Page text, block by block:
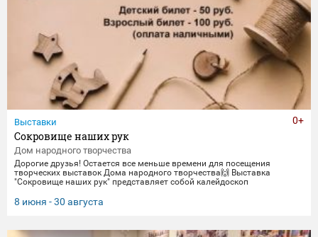
Выставки
Сокровище наших рук
Дом народного творчества
Дорогие друзья! Остается все меньше времени для посещения
творческих выставок Дома народного творчества🙌 Выставка
"Сокровище наших рук" представляет собой калейдоскоп
выполнены мастерами и профессионалами своего дела -
сотрудниками Дома народного творчества. Посетить выставку
8 июня - 30 августа
0+